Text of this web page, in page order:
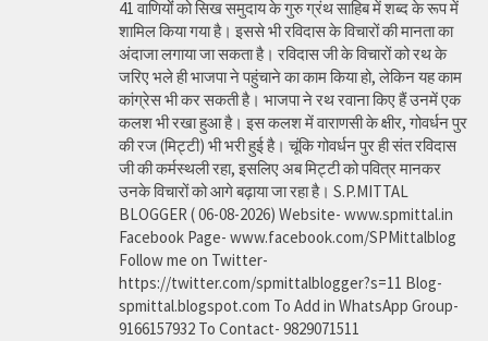
41 वाणियोंं को सिख समुदाय के गुरु ग्रंथ साहिब में शब्द के रूप में
शामिल किया गया है। इससे भी रविदास के विचारों की मानता का
अंदाजा लगाया जा सकता है। रविदास जी के विचारों को रथ के
जरिए भले ही भाजपा ने पहुंचाने का काम किया हो, लेकिन यह काम
कांग्रेस भी कर सकती है। भाजपा ने रथ रवाना किए हैं उनमें एक
कलश भी रखा हुआ है। इस कलश में वाराणसी के क्षीर, गोवर्धन पुर
की रज (मिट्टी) भी भरी हुई है। चूंकि गोवर्धन पुर ही संत रविदास
जी की कर्मस्थली रहा, इसलिए अब मिट्टी को पवित्र मानकर
उनके विचारों को आगे बढ़ाया जा रहा है। S.P.MITTAL
BLOGGER ( 06-08-2026) Website- www.spmittal.in
Facebook Page- www.facebook.com/SPMittalblog
Follow me on Twitter-
https://twitter.com/spmittalblogger?s=11 Blog-
spmittal.blogspot.com To Add in WhatsApp Group-
9166157932 To Contact- 9829071511